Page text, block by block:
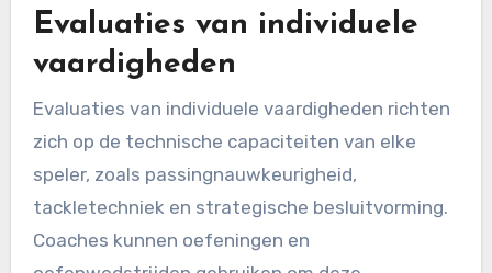
Evaluaties van individuele
vaardigheden
Evaluaties van individuele vaardigheden richten
zich op de technische capaciteiten van elke
speler, zoals passingnauwkeurigheid,
tackletechniek en strategische besluitvorming.
Coaches kunnen oefeningen en